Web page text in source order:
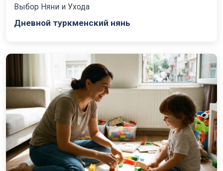
Выбор Няни и Ухода
Дневной туркменский нянь